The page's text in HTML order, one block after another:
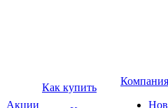
Акции
Как купить
Компания